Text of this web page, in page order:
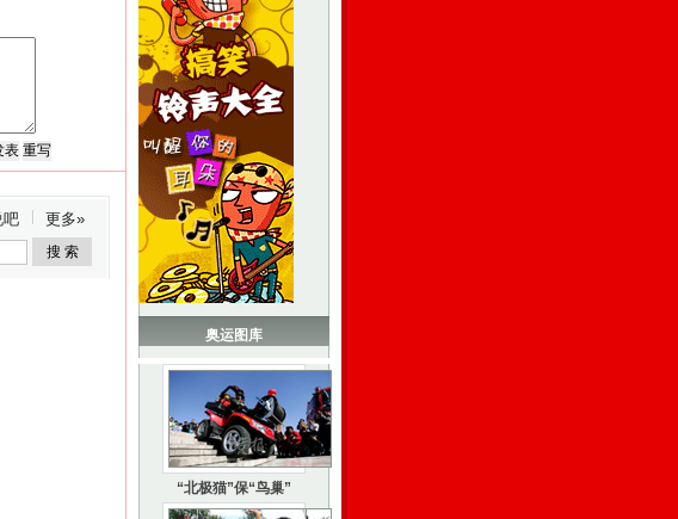
吧 更多»
奥运图库
“北极猫”保“鸟巢”